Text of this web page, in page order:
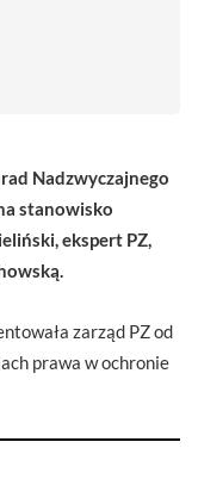
Nadzwyczajnego
stanowisko
ekspert PZ,
zarząd PZ od
prawa w ochronie